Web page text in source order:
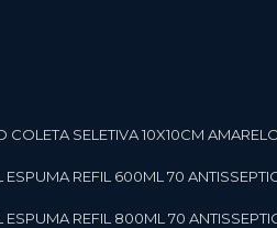
COLETA SELETIVA 10X10CM
ESPUMA REFIL 600ML 70
ESPUMA REFIL 800ML 70